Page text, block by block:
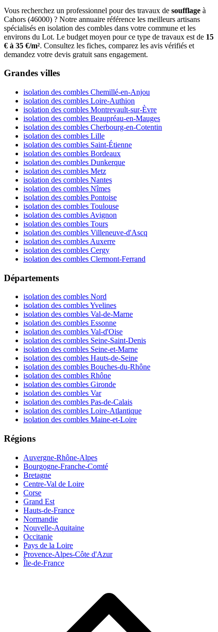
Vous recherchez un professionnel pour des travaux de soufflage à
Cahors (46000) ? Notre annuaire référence les meilleurs artisans
spécialisés en isolation des combles dans votre commune et les
environs du Lot. Le budget moyen pour ce type de travaux est de 15
€ à 35 €/m². Consultez les fiches, comparez les avis vérifiés et
demandez votre devis gratuit sans engagement.
Grandes villes
isolation des combles Chemillé-en-Anjou
isolation des combles Loire-Authion
isolation des combles Montrevault-sur-Èvre
isolation des combles Beaupréau-en-Mauges
isolation des combles Cherbourg-en-Cotentin
isolation des combles Lille
isolation des combles Saint-Étienne
isolation des combles Bordeaux
isolation des combles Dunkerque
isolation des combles Metz
isolation des combles Nantes
isolation des combles Nîmes
isolation des combles Pontoise
isolation des combles Toulouse
isolation des combles Avignon
isolation des combles Tours
isolation des combles Villeneuve-d'Ascq
isolation des combles Auxerre
isolation des combles Cergy
isolation des combles Clermont-Ferrand
Départements
isolation des combles Nord
isolation des combles Yvelines
isolation des combles Val-de-Marne
isolation des combles Essonne
isolation des combles Val-d'Oise
isolation des combles Seine-Saint-Denis
isolation des combles Seine-et-Marne
isolation des combles Hauts-de-Seine
isolation des combles Bouches-du-Rhône
isolation des combles Rhône
isolation des combles Gironde
isolation des combles Var
isolation des combles Pas-de-Calais
isolation des combles Loire-Atlantique
isolation des combles Maine-et-Loire
Régions
Auvergne-Rhône-Alpes
Bourgogne-Franche-Comté
Bretagne
Centre-Val de Loire
Corse
Grand Est
Hauts-de-France
Normandie
Nouvelle-Aquitaine
Occitanie
Pays de la Loire
Provence-Alpes-Côte d'Azur
Île-de-France